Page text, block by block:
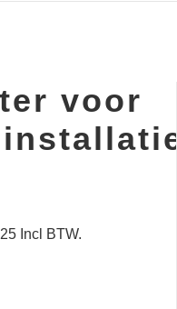
voor
Incl BTW.